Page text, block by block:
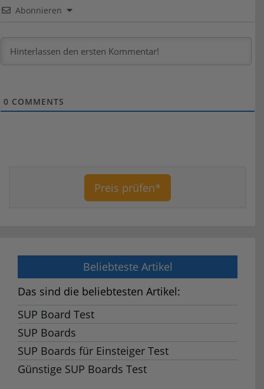
Abonnieren
0 COMMENTS
Preis prüfen*
Beliebteste Artikel
Das sind die beliebtesten Artikel:
SUP Board Test
SUP Boards
SUP Boards für Einsteiger Test
Günstige SUP Boards Test